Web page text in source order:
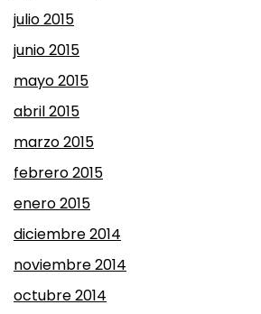
julio 2015
junio 2015
mayo 2015
abril 2015
marzo 2015
febrero 2015
enero 2015
diciembre 2014
noviembre 2014
octubre 2014